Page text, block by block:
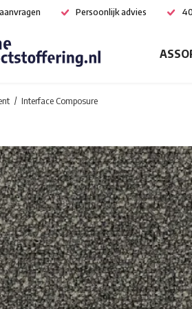
Persoonlijk advies
Interface Composure